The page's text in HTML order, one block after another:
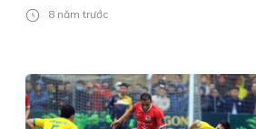
8 năm trước